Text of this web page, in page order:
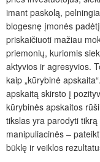
imant paskolą,
blogesnę įmonės
priskaičiuoti mažiau
priemonių, kuriomis
aktyvios ir agresyvios.
kaip „kūrybinė
apskaitą skirsto į
kūrybinės apskaitos
tikslas yra parodyti
manipuliacinės –
būklę ir veiklos